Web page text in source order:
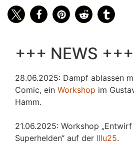
+++ NEWS +++
28.06.2025: Dampf ablassen
Comic, ein Workshop im
Hamm.
21.06.2025: Workshop
Superhelden“ auf der Illu25.